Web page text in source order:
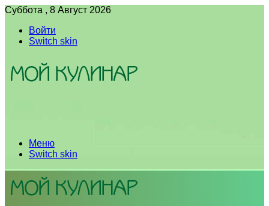
Суббота , 8 Август 2026
Войти
Switch skin
Меню
Switch skin